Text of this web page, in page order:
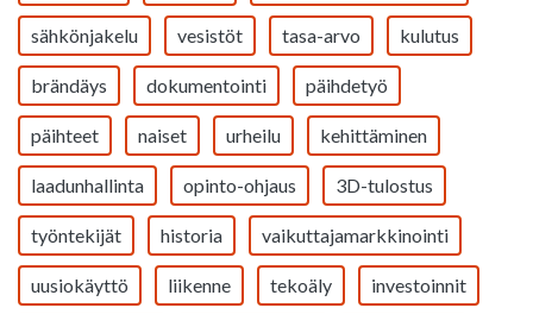
sähkönjakelu vesistöt tasa-arvo kulutus
brändäys dokumentointi päihdetyö
päihteet naiset urheilu kehittäminen
laadunhallinta opinto-ohjaus 3D-tulostus
työntekijät historia vaikuttajamarkkinointi
uusiokäyttö liikenne tekoäly investoinnit